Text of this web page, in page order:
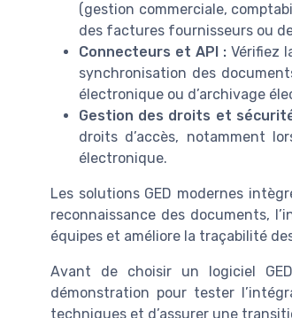
(gestion commerciale,
des factures fournisseurs ou
Connecteurs et API : Vérifiez
synchronisation des
électronique ou d’archivage
Gestion des droits et
droits d’accès, notamment
électronique.
Les solutions GED modernes
reconnaissance des documents,
équipes et améliore la traçabilité
Avant de choisir un logiciel
démonstration pour tester
techniques et d’assurer une